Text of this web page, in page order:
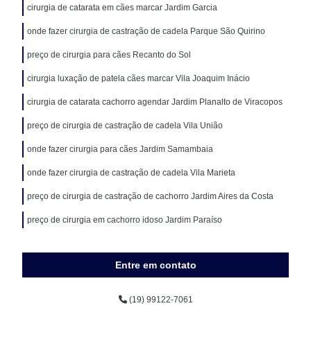
cirurgia de catarata em cães marcar Jardim Garcia
onde fazer cirurgia de castração de cadela Parque São Quirino
preço de cirurgia para cães Recanto do Sol
cirurgia luxação de patela cães marcar Vila Joaquim Inácio
cirurgia de catarata cachorro agendar Jardim Planalto de Viracopos
preço de cirurgia de castração de cadela Vila União
onde fazer cirurgia para cães Jardim Samambaia
onde fazer cirurgia de castração de cadela Vila Marieta
preço de cirurgia de castração de cachorro Jardim Aires da Costa
preço de cirurgia em cachorro idoso Jardim Paraíso
Entre em contato
(19) 99122-7061